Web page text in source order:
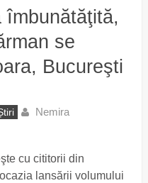
îmbunătăţită,
se
Bucureşti
Nemira
cu cititorii din
lansării volumului